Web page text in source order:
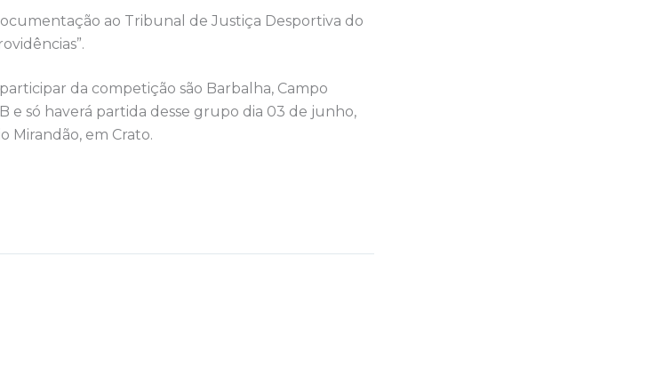
ao Tribunal de Justiça Desportiva do
da competição são Barbalha, Campo
e só haverá partida desse grupo dia 03 de junho,
Mirandão, em Crato.